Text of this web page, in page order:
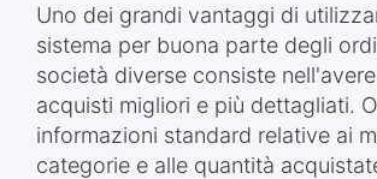
Uno dei grandi vantaggi di
sistema per buona parte degli
società diverse consiste
acquisti migliori e più dettagliati.
informazioni standard relative ai
categorie e alle quantità